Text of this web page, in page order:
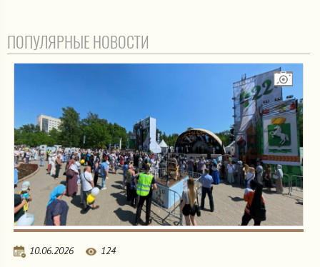
ПОПУЛЯРНЫЕ НОВОСТИ
10.06.2026 124